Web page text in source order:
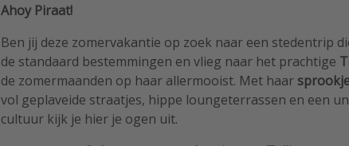
Ahoy Piraat!
Ben jij deze zomervakantie op zoek naar een stedentrip
de standaard bestemmingen en vlieg naar het prachtige
de zomermaanden op haar allermooist. Met haar
vol geplaveide straatjes, hippe loungeterrassen en een
cultuur kijk je hier je ogen uit.